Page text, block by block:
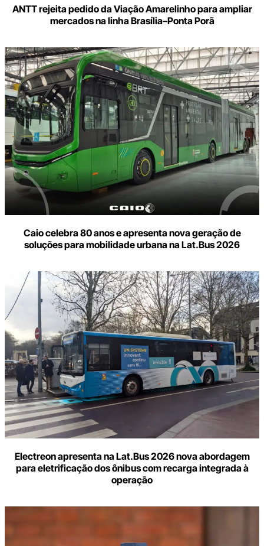
ANTT rejeita pedido da Viação Amarelinho para ampliar
mercados na linha Brasília–Ponta Porã
Caio celebra 80 anos e apresenta nova geração de
soluções para mobilidade urbana na Lat.Bus 2026
Electreon apresenta na Lat.Bus 2026 nova abordagem
para eletrificação dos ônibus com recarga integrada à
operação